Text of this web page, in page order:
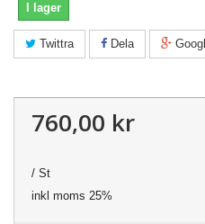
I lager
Twittra Dela
760,00 kr
/ St
inkl moms 25%